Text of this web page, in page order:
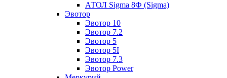
АТОЛ Sigma 8Ф (Sigma)
Эвотор
Эвотор 10
Эвотор 7.2
Эвотор 5
Эвотор 5I
Эвотор 7.3
Эвотор Power